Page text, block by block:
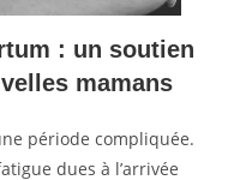
: un soutien
mamans
période compliquée.
dues à l’arrivée